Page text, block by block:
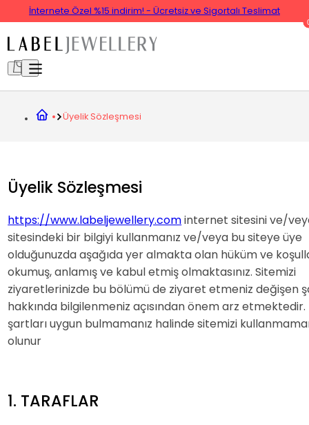
İnternete Özel %15 indirim! - Ücretsiz ve Sigortalı Teslimat
Üyelik Sözleşmesi
Üyelik Sözleşmesi
https://www.labeljewellery.cominternet sitesini ve/
sitesindeki bir bilgiyi kullanmanız ve/veya bu siteye üye
olduğunuzda aşağıda yer almakta olan hüküm ve
okumuş, anlamış ve kabul etmiş olmaktasınız. Sitemizi
ziyaretlerinizde bu bölümü de ziyaret etmeniz değişen
hakkında bilgilenmeniz açısından önem arz
şartları uygun bulmamanız halinde sitemizi
olunur
1. TARAFLAR